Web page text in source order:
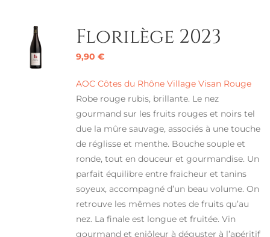
Florilège 2023
9,90 €
AOC Côtes du Rhône Village Visan Rouge
Robe rouge rubis, brillante. Le nez
gourmand sur les fruits rouges et noirs tel
due la mûre sauvage, associés à une touche
de réglisse et menthe. Bouche souple et
ronde, tout en douceur et gourmandise. Un
parfait équilibre entre fraicheur et tanins
soyeux, accompagné d’un beau volume. On
retrouve les mêmes notes de fruits qu’au
nez. La finale est longue et fruitée. Vin
gourmand et enjôleur à déguster à l’apéritif